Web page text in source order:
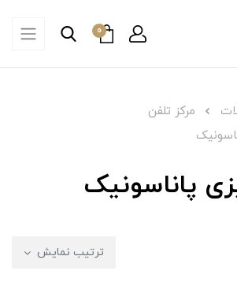
0
مرکز تلفن
پاناسونیک
ترتیب نمایش